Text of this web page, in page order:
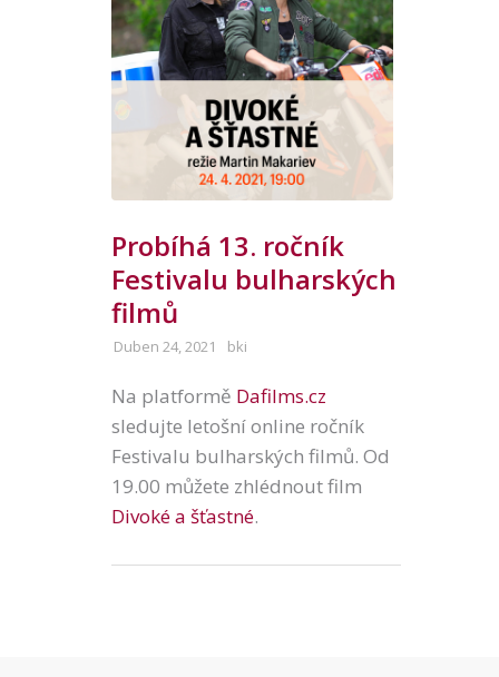
Probíhá 13. ročník
Festivalu bulharských
filmů
Duben 24, 2021 bki
Na platformě Dafilms.cz
sledujte letošní online ročník
Festivalu bulharských filmů. Od
19.00 můžete zhlédnout film
Divoké a šťastné.